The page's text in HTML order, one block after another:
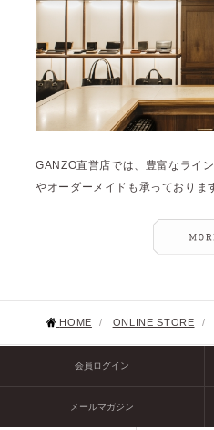
GANZO直営店では、豊富なライ
やオーダーメイドも承っておりま
HOME / ONLINE STORE /
会員ログイン
メールマガジン